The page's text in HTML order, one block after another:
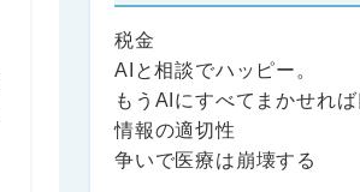
税金
AIと相談でハッピー。
もうAIにすべてまかせれば
情報の適切性
争いで医療は崩壊する